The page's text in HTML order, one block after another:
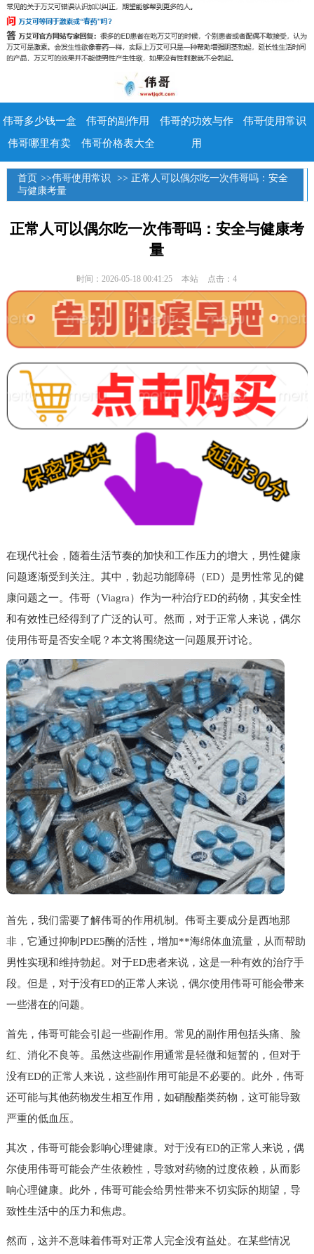
伟哥多少钱一盒 伟哥的副作用
伟哥的功效与作
用
伟哥使用常识
伟哥哪里有卖
伟哥价格表大全
首页 >>伟哥使用常识
>> 正常人可以偶尔吃一次伟哥吗：安全
与健康考量
正常人可以偶尔吃一次伟哥吗：安全与健康考
量
时间：2026-05-18 00:41:25 本站 点击：4
在现代社会，随着生活节奏的加快和工作压力的增大，男性健康
问题逐渐受到关注。其中，勃起功能障碍（ED）是男性常见的健
康问题之一。伟哥（Viagra）作为一种治疗ED的药物，其安全性
和有效性已经得到了广泛的认可。然而，对于正常人来说，偶尔
使用伟哥是否安全呢？本文将围绕这一问题展开讨论。
首先，我们需要了解伟哥的作用机制。伟哥主要成分是西地那
非，它通过抑制PDE5酶的活性，增加**海绵体血流量，从而帮助
男性实现和维持勃起。对于ED患者来说，这是一种有效的治疗手
段。但是，对于没有ED的正常人来说，偶尔使用伟哥可能会带来
一些潜在的问题。
首先，伟哥可能会引起一些副作用。常见的副作用包括头痛、脸
红、消化不良等。虽然这些副作用通常是轻微和短暂的，但对于
没有ED的正常人来说，这些副作用可能是不必要的。此外，伟哥
还可能与其他药物发生相互作用，如硝酸酯类药物，这可能导致
严重的低血压。
其次，伟哥可能会影响心理健康。对于没有ED的正常人来说，偶
尔使用伟哥可能会产生依赖性，导致对药物的过度依赖，从而影
响心理健康。此外，伟哥可能会给男性带来不切实际的期望，导
致性生活中的压力和焦虑。
然而，这并不意味着伟哥对正常人完全没有益处。在某些情况